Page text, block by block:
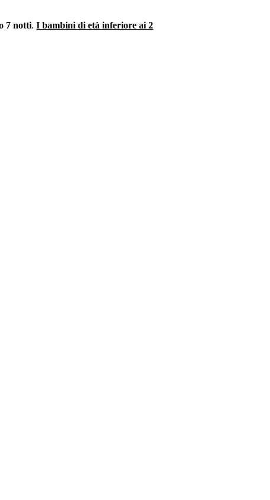
7 notti.I bambini di età inferiore ai 2